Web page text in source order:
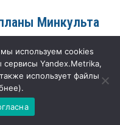
Минкульта
за публичными
ставку на
кино. В ближайшее
показ новой ленты
Билеты для
а сама
используем cookies
Yandex.Metrika,
использует файлы
).